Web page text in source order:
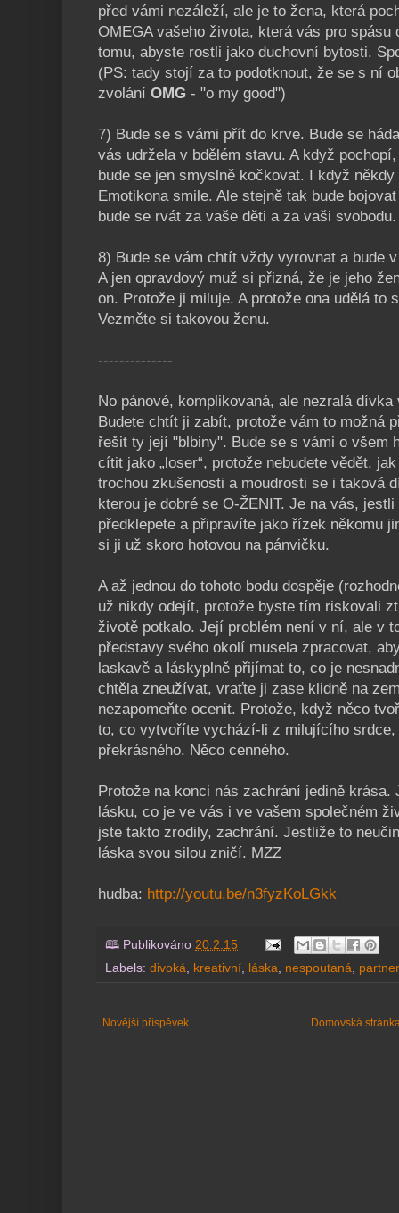
před vámi nezáleží, ale je to žena, která
OMEGA vašeho života, která vás pro spásu
tomu, abyste rostli jako duchovní bytosti.
(PS: tady stojí za to podotknout, že se s ní
zvolání OMG - "o my good")
7) Bude se s vámi přít do krve. Bude se
vás udržela v bdělém stavu. A když
bude se jen smyslně kočkovat. I když
Emotikona smile. Ale stejně tak bude
bude se rvát za vaše děti a za vaši
8) Bude se vám chtít vždy vyrovnat a bude
A jen opravdový muž si přizná, že je jeho
on. Protože ji miluje. A protože ona udělá to
Vezměte si takovou ženu.
--------------
No pánové, komplikovaná, ale nezralá
Budete chtít ji zabít, protože vám to možná
řešit ty její "blbiny". Bude se s vámi o všem
cítit jako „loser“, protože nebudete vědět,
trochou zkušenosti a moudrosti se i taková
kterou je dobré se O-ŽENIT. Je na vás,
předklepete a připravíte jako řízek někomu
si ji už skoro hotovou na pánvičku.
A až jednou do tohoto bodu dospěje
už nikdy odejít, protože byste tím riskovali
životě potkalo. Její problém není v ní, ale v
představy svého okolí musela zpracovat,
laskavě a láskyplně přijímat to, co je
chtěla zneužívat, vraťte ji zase klidně na
nezapomeňte ocenit. Protože, když něco
to, co vytvoříte vychází-li z milujícího
překrásného. Něco cenného.
Protože na konci nás zachrání jedině
lásku, co je ve vás i ve vašem společném
jste takto zrodily, zachrání. Jestliže to
láska svou silou zničí. MZZ
hudba: http://youtu.be/n3fyzKoLGkk
🕮 Publikováno 20.2.15
Labels: divoká, kreativní, láska, nespoutaná, partner
Novější příspěvek Domovská